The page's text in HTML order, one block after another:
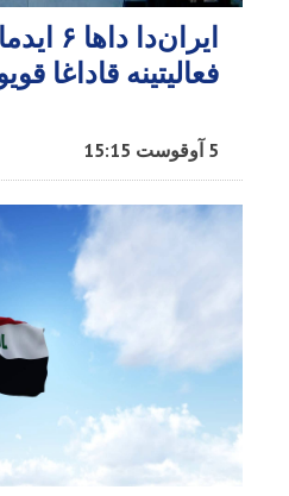
ایران‌دا
فعالیتینه قاداغا
5 آوقوست 15:15